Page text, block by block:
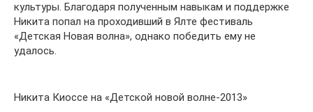
культуры. Благодаря полученным навыкам и поддержке
Никита попал на проходивший в Ялте фестиваль
«Детская Новая волна», однако победить ему не
удалось.
Никита Киоссе на «Детской новой волне-2013»